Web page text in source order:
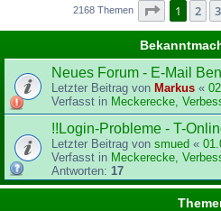
2168 Themen Seite 1von
1 2 3
Neues Forum - E-Mail
Letzter Beitrag von Markus «
Verfasst in Meckerecke,
!!Login-Probleme - T-
Letzter Beitrag von smued «
Verfasst in Meckerecke,
Antworten: 17